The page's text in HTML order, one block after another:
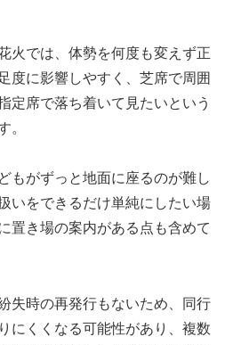
火では、体勢を何度も変えず正
度に影響しやすく、芝席で周囲
定席で落ち着いて見たいという
。
もがずっと地面に座るのが難し
いをできるだけ単純にしたい場
置き場の案内がある点も含めて
失時の再発行もないため、同行
にくくなる可能性があり、複数